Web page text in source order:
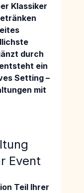
Klassiker
durch
ein
Setting –
mit
Event
Teil Ihrer